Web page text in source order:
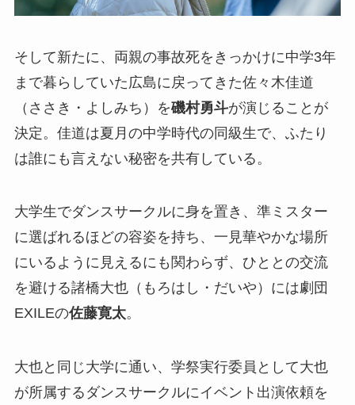
そして新たに、両親の事故死をきっかけに中学3年
まで暮らしていた広島に戻ってきた佐々木佳道
（ささき・よしみち）を磯村勇斗が演じることが
決定。佳道は夏月の中学時代の同級生で、ふたり
は誰にも言えない秘密を共有している。
大学生でダンスサークルに身を置き、準ミスター
に選ばれるほどの容姿を持ち、一見華やかな場所
にいるように見えるにも関わらず、ひととの交流
を避ける諸橋大也（もろはし・だいや）には劇団
EXILEの佐藤寛太。
大也と同じ大学に通い、学祭実行委員として大也
が所属するダンスサークルにイベント出演依頼を